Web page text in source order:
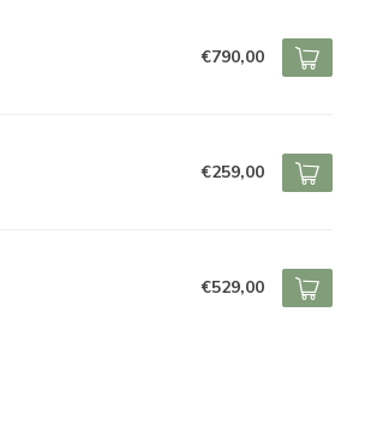
€790,00
€259,00
€529,00